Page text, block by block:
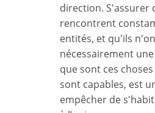
direction. S'assurer
rencontrent
entités, et qu'ils
nécessairement
que sont ces
sont capables, est
empêcher de